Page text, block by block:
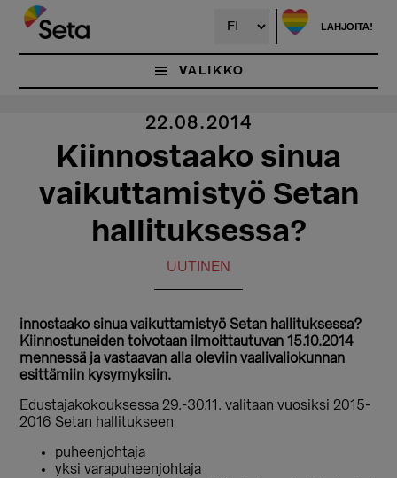
Hyppää
pääsisältöön
LAHJOITA!
VALIKKO
22.08.2014
Kiinnostaako sinua
vaikuttamistyö Setan
hallituksessa?
UUTINEN
innostaako sinua vaikuttamistyö Setan hallituksessa?
Kiinnostuneiden toivotaan ilmoittautuvan 15.10.2014
mennessä ja vastaavan alla oleviin vaalivaliokunnan
esittämiin kysymyksiin.
Edustajakokouksessa 29.-30.11. valitaan vuosiksi 2015-
2016 Setan hallitukseen
puheenjohtaja
yksi varapuheenjohtaja